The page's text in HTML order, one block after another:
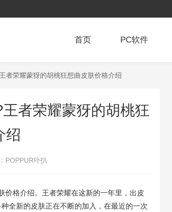
首页 PC软件
者荣耀蒙犽的胡桃狂想曲皮肤价格介绍
者荣耀蒙犽的胡桃狂
绍
POPPUR卟扒
格介绍。王者荣耀在这新的一年里，出皮
全新的皮肤正在不断的加入，在最近的一次